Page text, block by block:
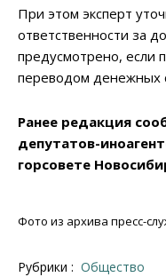
При этом эксперт
ответственности за
предусмотрено, если
переводом денежных
Ранее редакция
депутатов-
горсовете
Фото из архива пресс-
Рубрики : Общество